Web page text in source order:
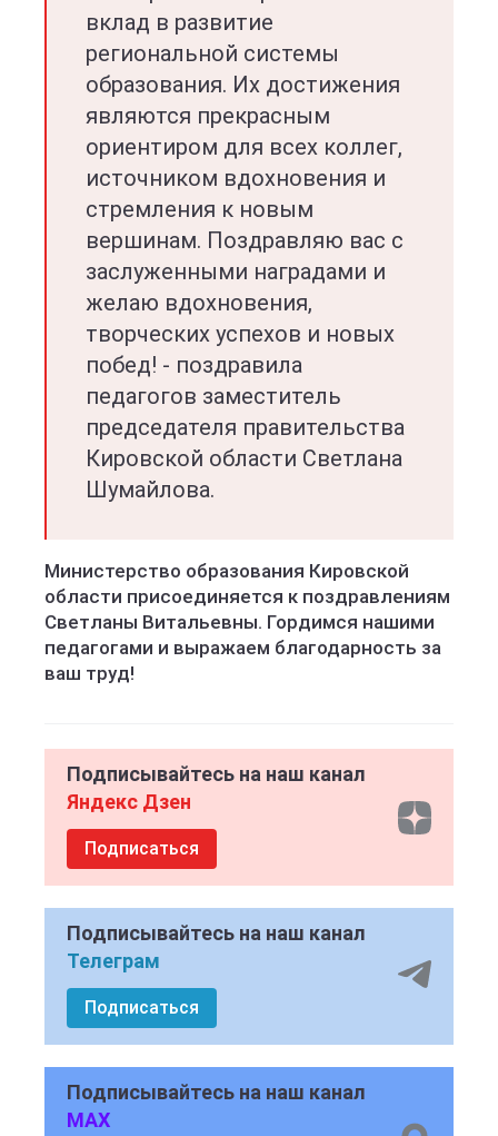
вклад в развитие
региональной системы
образования. Их достижения
являются прекрасным
ориентиром для всех коллег,
источником вдохновения и
стремления к новым
вершинам. Поздравляю вас с
заслуженными наградами и
желаю вдохновения,
творческих успехов и новых
побед! - поздравила
педагогов заместитель
председателя правительства
Кировской области Светлана
Шумайлова.
Министерство образования Кировской
области присоединяется к поздравлениям
Светланы Витальевны. Гордимся нашими
педагогами и выражаем благодарность за
ваш труд!
Подписывайтесь на наш канал
Яндекс Дзен
Подписаться
Подписывайтесь на наш канал
Телеграм
Подписаться
Подписывайтесь на наш канал
MAX